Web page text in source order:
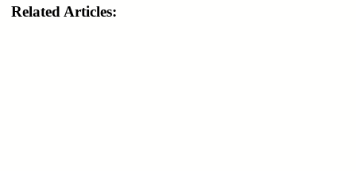
Related Articles: